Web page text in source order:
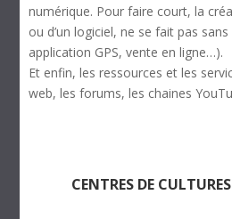
numérique. Pour faire court, la
ou d’un logiciel, ne se fait pas
application GPS, vente en ligne…).
Et enfin, les ressources et les
web, les forums, les chaines
CENTRES DE